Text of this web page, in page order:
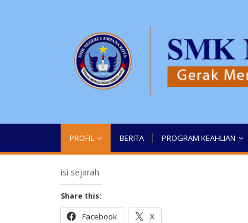
PROFIL BERITA PROGRAM KEAHLIAN
isi sejarah
Share this:
Facebook X